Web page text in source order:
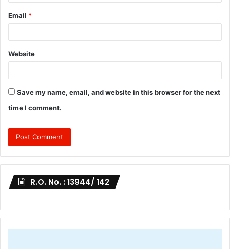
Email *
Website
Save my name, email, and website in this browser for the next
time I comment.
R.O. No. : 13944/ 142